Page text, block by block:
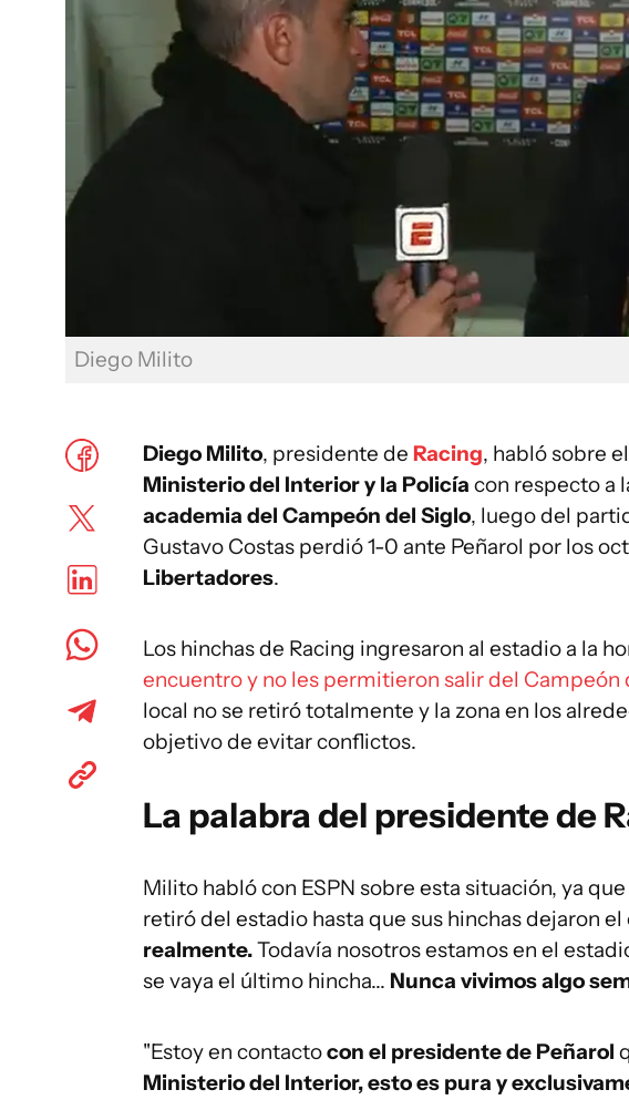
Diego Milito
Diego Milito, presidente de Racing, habló sobre
Ministerio del Interior y la Policía con respecto a
academia del Campeón del Siglo, luego del
Gustavo Costas perdió 1-0 ante Peñarol por los
Libertadores.
Los hinchas de Racing ingresaron al estadio a la
encuentro y no les permitieron salir del Campeón
local no se retiró totalmente y la zona en los
objetivo de evitar conflictos.
La palabra del presidente de
Milito habló con ESPN sobre esta situación, ya
retiró del estadio hasta que sus hinchas dejaron el
realmente.Todavía nosotros estamos en el
se vaya el último hincha... Nunca vivimos algo
"Estoy en contactocon el presidente de Peñarol
Ministerio del Interior, esto es pura y